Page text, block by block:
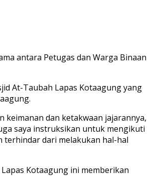
antara Petugas dan Warga Binaan
At-Taubah Lapas Kotaagung yang
dan ketakwaan jajarannya,
saya instruksikan untuk mengikuti
terhindar dari melakukan hal-hal
Kotaagung ini memberikan